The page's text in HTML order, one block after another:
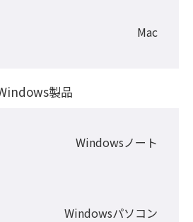
Mac
製品
Windowsノート
Windowsパソコン